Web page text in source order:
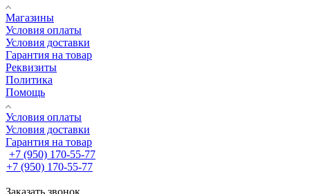
Магазины
Условия оплаты
Условия доставки
Гарантия на товар
Реквизиты
Политика
Помощь
Условия оплаты
Условия доставки
Гарантия на товар
+7 (950) 170-55-77
+7 (950) 170-55-77